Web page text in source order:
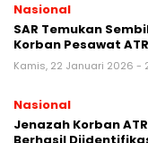
Nasional
SAR Temukan
Korban Pesawat
Kamis, 22 Januari 2026 -
Nasional
Jenazah Korban